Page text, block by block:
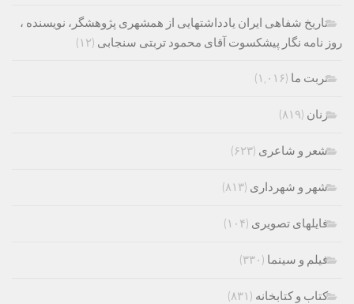
تاریخ شفاهی ایران یادداشتهایی از همشهری پژوهشگر، نویسنده ،
روز نامه نگار پیشکسوت آقای محمود تربتی سنجابی (۱۲)
تربت ما (۱,۰۱۶)
زنان (۸۱۹)
شعر و شاعری (۶۲۳)
شهر و شهرداری (۸۱۳)
فایلهای تصویری (۱۰۴)
فیلم و سینما (۳۳۰)
کتاب و کتابخانه (۸۳۱)